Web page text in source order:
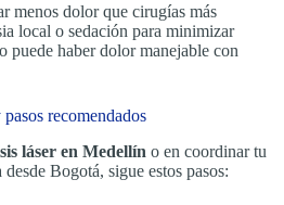
menos dolor que cirugías más
local o sedación para minimizar
puede haber dolor manejable con
recomendados
láser en Medellín o en coordinar tu
Bogotá, sigue estos pasos: